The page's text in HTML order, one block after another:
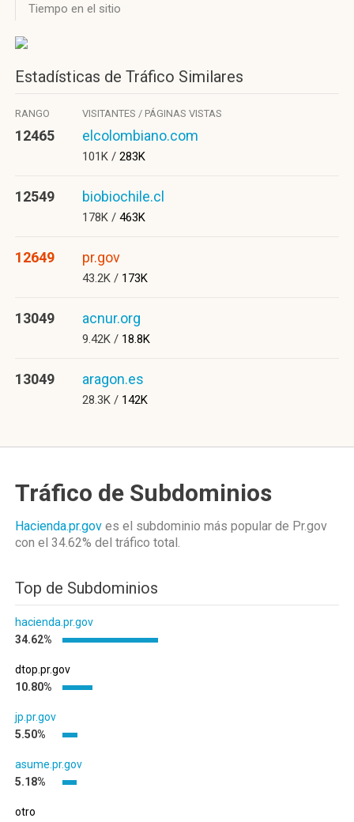
Tiempo en el sitio
Estadísticas de Tráfico Similares
RANGO VISITANTES / PÁGINAS VISTAS
12465 elcolombiano.com
101K / 283K
12549 biobiochile.cl
178K / 463K
12649 pr.gov
43.2K / 173K
13049 acnur.org
9.42K / 18.8K
13049 aragon.es
28.3K / 142K
Tráfico de Subdominios
Hacienda.pr.gov es el subdominio más popular de Pr.gov
con el 34.62% del tráfico total.
Top de Subdominios
hacienda.pr.gov
34.62%
dtop.pr.gov
10.80%
jp.pr.gov
5.50%
asume.pr.gov
5.18%
otro